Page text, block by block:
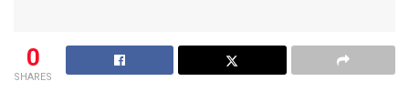
0
SHARES